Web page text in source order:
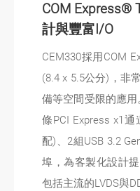
COM Express®
計與豐富I/O
CEM330採用COM
(8.4 x 5.5公分)，非
備等空間受限的應
條PCI Express x1
配)、2組USB 3.2
埠，為客製化設計
包括主流的LVDS與